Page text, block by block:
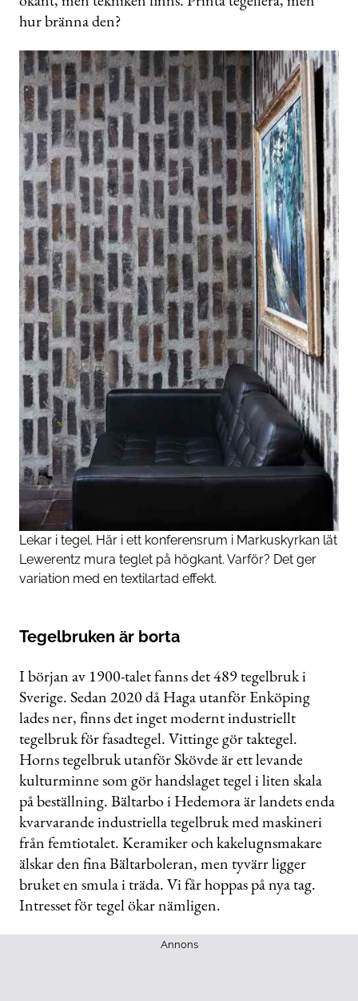
hur bränna den?
Lekar i tegel. Här i ett konferensrum i Markuskyrkan lät
Lewerentz mura teglet på högkant. Varför? Det ger
variation med en textilartad effekt.
Tegelbruken är borta
I början av 1900-talet fanns det 489 tegelbruk i
Sverige. Sedan 2020 då Haga utanför Enköping
lades ner, finns det inget modernt industriellt
tegelbruk för fasadtegel. Vittinge gör taktegel.
Horns tegelbruk utanför Skövde är ett levande
kulturminne som gör handslaget tegel i liten skala
på beställning. Bältarbo i Hedemora är landets enda
kvarvarande industriella tegelbruk med maskineri
från femtiotalet. Keramiker och kakelugnsmakare
älskar den fina Bältarboleran, men tyvärr ligger
bruket en smula i träda. Vi får hoppas på nya tag.
Intresset för tegel ökar nämligen.
Annons